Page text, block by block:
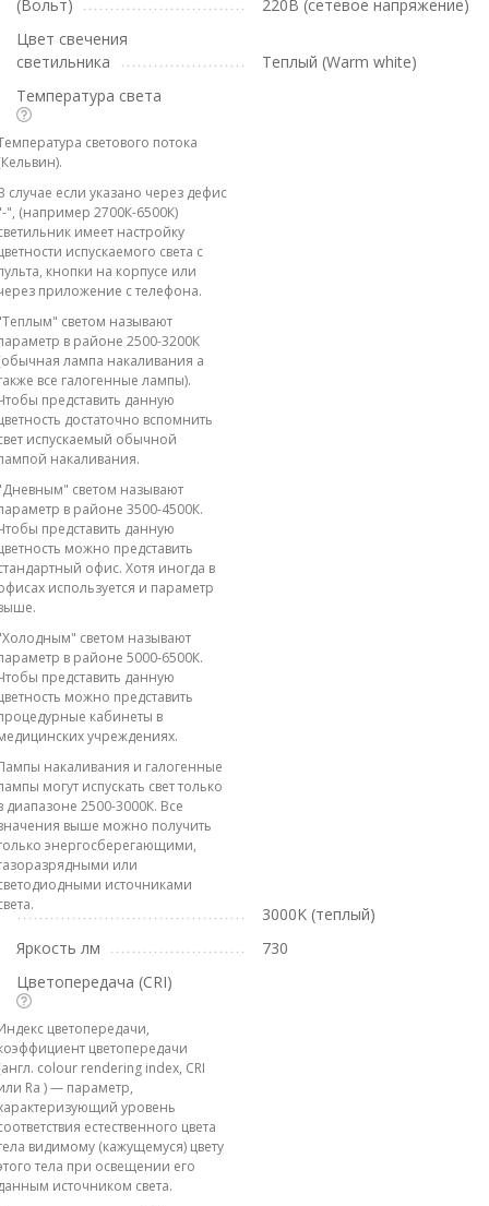
(Вольт)
220В (сетевое напряжение)
Цвет свечения
светильника
Теплый (Warm white)
Температура света
светового потока
случае если указано через дефис
", (например 2700К-6500К)
имеет настройку
испускаемого света с
кнопки на корпусе или
приложение с телефона.
светом называют
в районе 2500-3200К
лампа накаливания а
все галогенные лампы).
представить данную
достаточно вспомнить
испускаемый обычной
накаливания.
светом называют
в районе 3500-4500К.
представить данную
можно представить
офис. Хотя иногда в
используется и параметр
светом называют
в районе 5000-6500К.
представить данную
можно представить
кабинеты в
учреждениях.
накаливания и галогенные
могут испускать свет только
диапазоне 2500-3000К. Все
выше можно получить
энергосберегающими,
или
источниками
3000K (теплый)
Яркость лм
730
Цветопередача (CRI)
цветопередачи,
цветопередачи
colour rendering index, CRI
Ra ) — параметр,
уровень
естественного цвета
видимому (кажущемуся) цвету
тела при освещении его
источником света.